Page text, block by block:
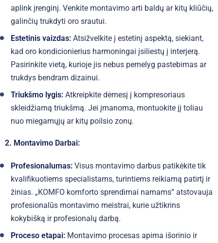
aplink įrenginį. Venkite montavimo arti baldų ar kitų kliūčių,
galinčių trukdyti oro srautui.
Estetinis vaizdas: Atsižvelkite į estetinį aspektą, siekiant,
kad oro kondicionierius harmoningai įsiliestų į interjerą.
Pasirinkite vietą, kurioje jis nebus pernelyg pastebimas ar
trukdys bendram dizainui.
Triukšmo lygis: Atkreipkite dėmesį į kompresoriaus
skleidžiamą triukšmą. Jei įmanoma, montuokite jį toliau
nuo miegamųjų ar kitų poilsio zonų.
2. Montavimo Darbai:
Profesionalumas: Visus montavimo darbus patikėkite tik
kvalifikuotiems specialistams, turintiems reikiamą patirtį ir
žinias. „KOMFO komforto sprendimai namams” atstovauja
profesionalūs montavimo meistrai, kurie užtikrins
kokybišką ir profesionalų darbą.
Proceso etapai: Montavimo procesas apima išorinio ir